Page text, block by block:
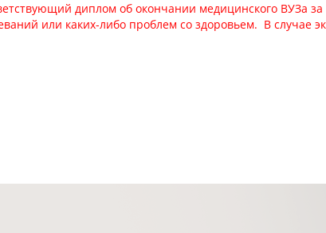
диплом об окончании медицинского ВУЗа за
или каких-либо проблем со здоровьем. В случае